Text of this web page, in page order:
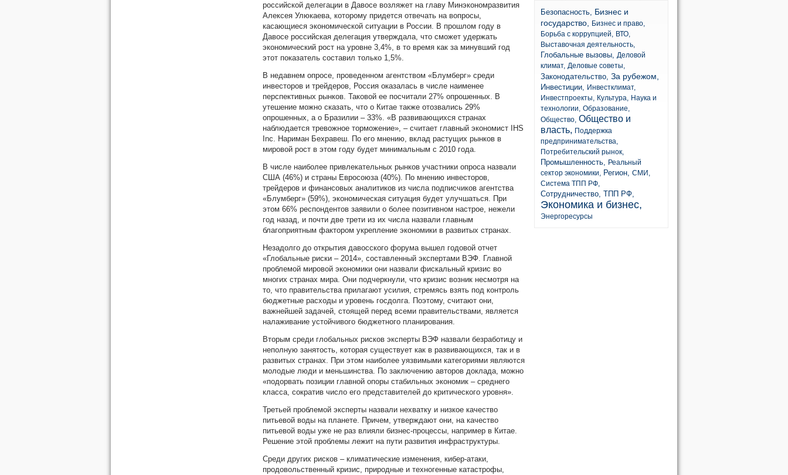
российской делегации в Давосе возляжет на главу Минэкономразвития
Алексея Улюкаева, которому придется отвечать на вопросы,
касающиеся экономической ситуации в России. В прошлом году в
Давосе российская делегация утверждала, что сможет удержать
экономический рост на уровне 3,4%, в то время как за минувший год
этот показатель составил только 1,5%.
В недавнем опросе, проведенном агентством «Блумберг» среди
инвесторов и трейдеров, Россия оказалась в числе наименее
перспективных рынков. Таковой ее посчитали 27% опрошенных. В
утешение можно сказать, что о Китае также отозвались 29%
опрошенных, а о Бразилии – 33%. «В развивающихся странах
наблюдается тревожное торможение», – считает главный экономист IHS
Inc. Нариман Бехравеш. По его мнению, вклад растущих рынков в
мировой рост в этом году будет минимальным с 2010 года.
В числе наиболее привлекательных рынков участники опроса назвали
США (46%) и страны Евросоюза (40%). По мнению инвесторов,
трейдеров и финансовых аналитиков из числа подписчиков агентства
«Блумберг» (59%), экономическая ситуация будет улучшаться. При
этом 66% респондентов заявили о более позитивном настрое, нежели
год назад, и почти две трети из их числа назвали главным
благоприятным фактором укрепление экономики в развитых странах.
Незадолго до открытия давосского форума вышел годовой отчет
«Глобальные риски – 2014», составленный экспертами ВЭФ. Главной
проблемой мировой экономики они назвали фискальный кризис во
многих странах мира. Они подчеркнули, что кризис возник несмотря на
то, что правительства прилагают усилия, стремясь взять под контроль
бюджетные расходы и уровень госдолга. Поэтому, считают они,
важнейшей задачей, стоящей перед всеми правительствами, является
налаживание устойчивого бюджетного планирования.
Вторым среди глобальных рисков эксперты ВЭФ назвали безработицу и
неполную занятость, которая существует как в развивающихся, так и в
развитых странах. При этом наиболее уязвимыми категориями являются
молодые люди и меньшинства. По заключению авторов доклада, можно
«подорвать позиции главной опоры стабильных экономик – среднего
класса, сократив число его представителей до критического уровня».
Третьей проблемой эксперты назвали нехватку и низкое качество
питьевой воды на планете. Причем, утверждают они, на качество
питьевой воды уже не раз влияли бизнес-процессы, например в Китае.
Решение этой проблемы лежит на пути развития инфраструктуры.
Среди других рисков – климатические изменения, кибер-атаки,
продовольственный кризис, природные и техногенные катастрофы,
Безопасность, Бизнес и
государство,
Бизнес и право,
Борьба с коррупцией, ВТО,
Выставочная деятельность,
Глобальные вызовы, Деловой
климат, Деловые советы,
Законодательство, За рубежом,
Инвестиции, Инвестклимат,
Инвестпроекты, Культура, Наука и
технологии, Образование,
Общество, Общество и
власть, Поддержка
предпринимательства,
Потребительский рынок,
Промышленность, Реальный
сектор экономики, Регион, СМИ,
Система ТПП РФ,
Сотрудничество, ТПП РФ,
Экономика и бизнес,
Энергоресурсы